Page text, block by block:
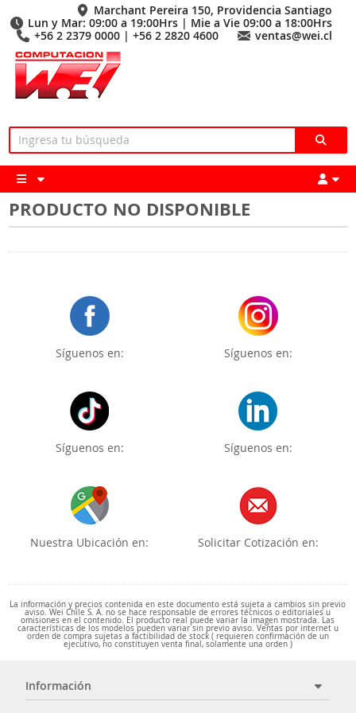
Marchant Pereira 150, Providencia Santiago
Lun y Mar: 09:00 a 19:00Hrs | Mie a Vie 09:00 a 18:00Hrs
+56 2 2379 0000 | +56 2 2820 4600
ventas@wei.cl
PRODUCTO NO DISPONIBLE
Síguenos en: Síguenos en:
Síguenos en: Síguenos en:
Nuestra Ubicación en: Solicitar Cotización en:
La información y precios contenida en este documento está sujeta a cambios sin previo
aviso. Wei Chile S. A. no se hace responsable de errores técnicos o editoriales u
omisiones en el contenido. El producto real puede variar la imagen mostrada. Las
características de los modelos pueden variar sin previo aviso. Ventas por internet u
orden de compra sujetas a factibilidad de stock ( requieren confirmación de un
ejecutivo, no constituyen venta final, solamente una orden )
Información